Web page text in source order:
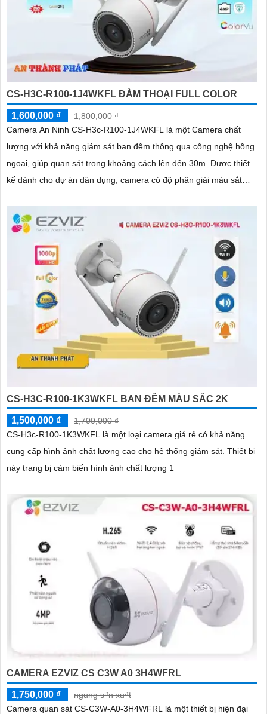
CS-H3C-R100-1J4WKFL ĐÀM THOẠI FULL COLOR
1,600,000 ₫
1,800,000 ₫
Camera An Ninh CS-H3c-R100-1J4WKFL là một Camera chất
lượng với khả năng giám sát ban đêm thông qua công nghệ hồng
ngoại, giúp quan sát trong khoảng cách lên đến 30m. Được thiết
kế dành cho dự án dân dụng, camera có độ phân giải màu sắt
CS-H3C-R100-1K3WKFL BAN ĐÊM MÀU SẮC 2K
1,500,000 ₫
1,700,000 ₫
CS-H3c-R100-1K3WKFL là một loại camera giá rẻ có khả năng
cung cấp hình ảnh chất lượng cao cho hệ thống giám sát. Thiết bị
này trang bị cảm biến hình ảnh chất lượng 1
CAMERA EZVIZ CS C3W A0 3H4WFRL
1,750,000 ₫
ngung s₫n xu₫t
Camera quan sát CS-C3W-A0-3H4WFRL là một thiết bị hiện đại